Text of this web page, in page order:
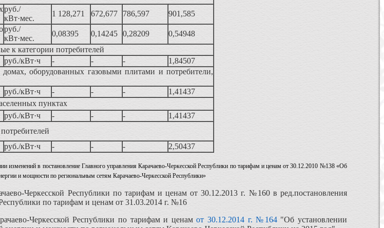
руб./
кВт·мес.
1 128,271 672,677 786,597 901,585
руб./
кВт·мес.
0,08395 0,14245 0,28209
0,54948
к категории потребителей
руб./кВт·ч - - -
1,84507
оборудованных газовыми плитами и потребители,
руб./кВт·ч - - -
1,41437
пунктах
руб./кВт·ч - - -
1,41437
руб./кВт·ч - - - 2,50437
изменений в постановление Главного управления Карачаево-Черкесской Республики по тарифам и ценам от 30.12.2010 №138 «Об
и мощности по региональным сетям Карачаево-Черкесской Республики»
Черкесской Республики по тарифам и ценам от 30.12.2013 г. №160 в ред.постановления
по тарифам и ценам от 31.03.2014 г. №16
Черкесской Республики по тарифам и ценамот 30.12.2014 г. №164"Об установлении